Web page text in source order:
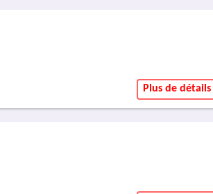
Plus de détails